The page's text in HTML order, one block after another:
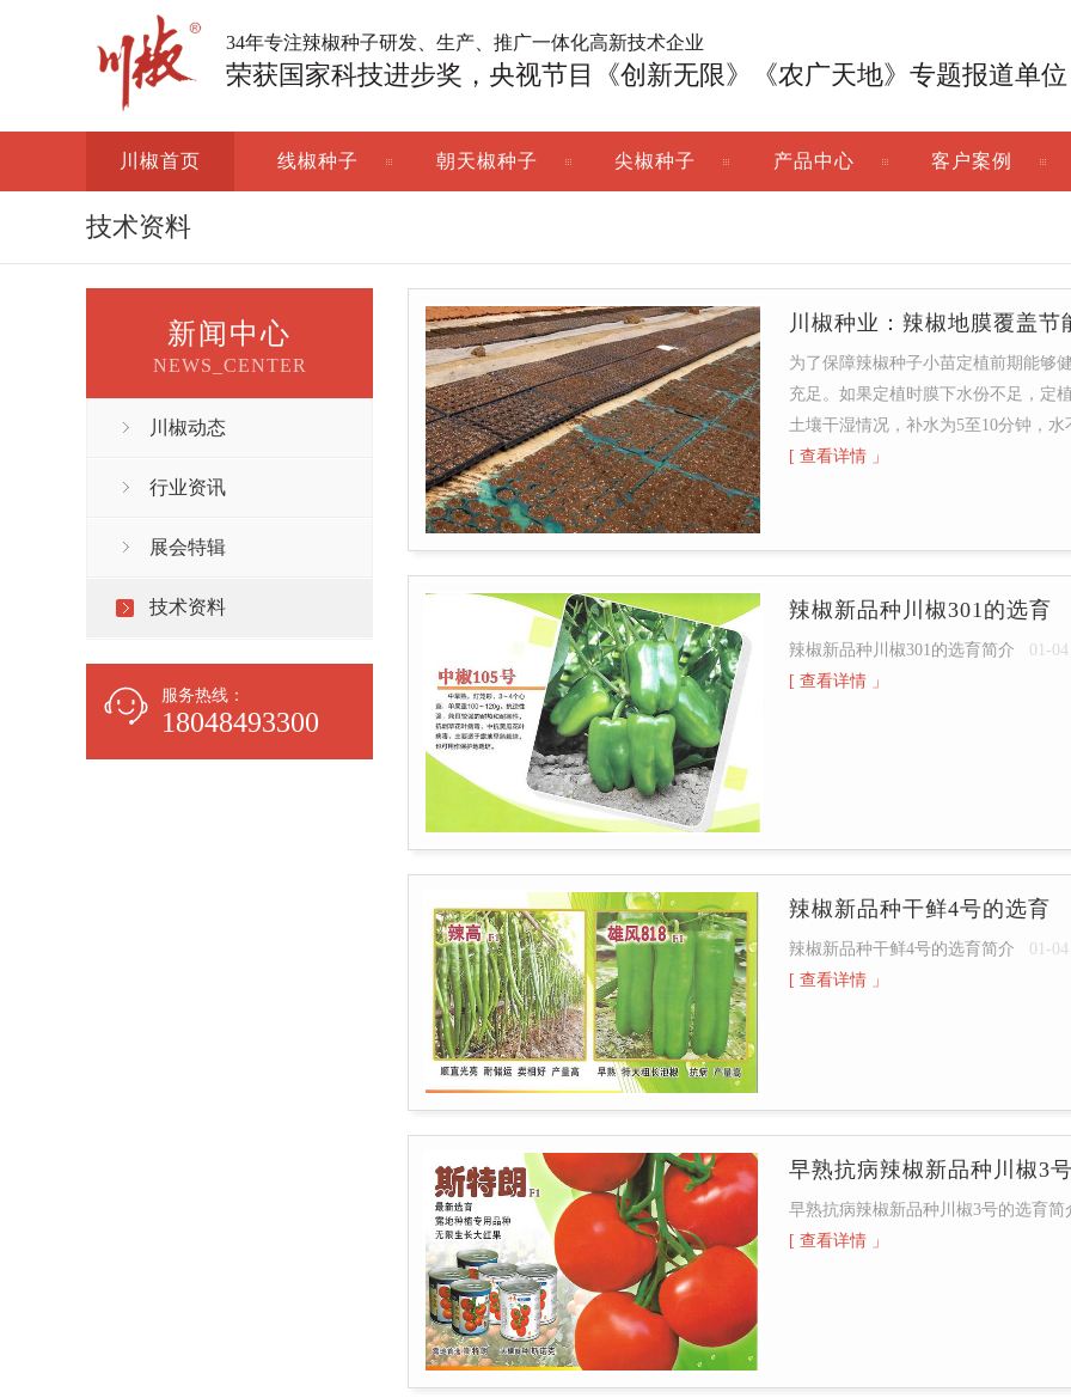
34年专注辣椒种子研发、生产、推广一体化高新技术企业
荣获国家科技进步奖，央视节目《创新无限》《农广天地》专题报道单位
川椒首页 线椒种子 朝天椒种子 尖椒种子 产品中心 客户案例
技术资料
新闻中心
NEWS_CENTER
川椒动态
行业资讯
展会特辑
技术资料
服务热线：
18048493300
川椒种业：辣椒地膜覆盖
为了保障辣椒种子小苗定植前期能够
充足。如果定植时膜下水份不足，定
土壤干湿情况，补水为5至10分钟，
[ 查看详情 」
辣椒新品种川椒301的选育
辣椒新品种川椒301的选育简介
01-04
[ 查看详情 」
辣椒新品种干鲜4号的选育
辣椒新品种干鲜4号的选育简介
01-04
[ 查看详情 」
早熟抗病辣椒新品种川椒3
早熟抗病辣椒新品种川椒3号的选育简
[ 查看详情 」